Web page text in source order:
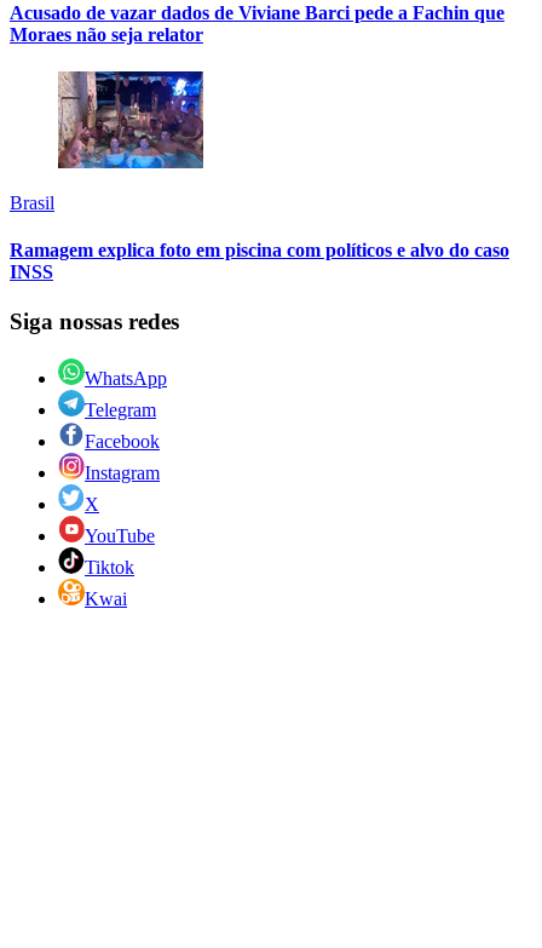
Acusado de vazar dados de Viviane Barci pede a Fachin que
Moraes não seja relator
Brasil
Ramagem explica foto em piscina com políticos e alvo do caso
INSS
Siga nossas redes
WhatsApp
Telegram
Facebook
Instagram
X
YouTube
Tiktok
Kwai